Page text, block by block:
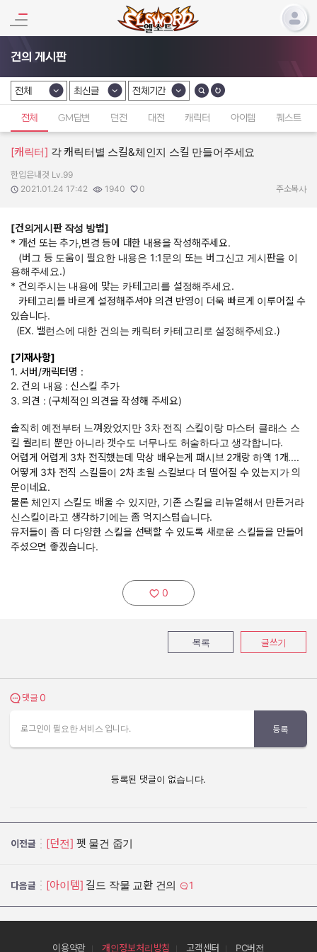
건의 게시판
카테고리 선택
전체
카테고리 선택
최신글
카테고리 선택
전체기간
전체 GM답변 던전 대전 캐릭터 아이템 퀘스트
[캐릭터] 각 캐릭터별 스킬&체인지 스킬 만들어주세요
작성자:
한입은내것 Lv.99
작성일:
2021.01.24 17:42
조회수:
1940
추천수:
0 주소복사
[건의게시판 작성 방법]
* 개선 또는 추가,변경 등에 대한 내용을 작성해주세요.
(버그 등 도움이 필요한 내용은 1:1문의 또는 버그신고 게시판을 이
용해주세요.)
* 건의주시는 내용에 맞는 카테고리를 설정해주세요.
카테고리를 바르게 설정해주셔야 의견 반영이 더욱 빠르게 이루어질 수
있습니다.
(EX. 밸런스에 대한 건의는 캐릭터 카테고리로 설정해주세요.)
[기재사항]
1. 서버/캐릭터명 :
2. 건의 내용 : 신스킬 추가
3. 의견 : (구체적인 의견을 작성해 주세요)
솔직히 예전부터 느껴왔었지만 3차 전직 스킬이랑 마스터 클래스 스
킬 퀄리티 뿐만 아니라 갯수도 너무나도 허술하다고 생각합니다.
어렵게 어렵게 3차 전직했는데 막상 배우는게 패시브 2개랑 하액 1개....
어떻게 3차 전직 스킬들이 2차 초월 스킬보다 더 떨어질 수 있는지가 의
문이네요.
물론 체인지 스킬도 배울 수 있지만, 기존 스킬을 리뉴얼해서 만든거라
신스킬이라고 생각하기에는 좀 억지스럽습니다.
유저들이 좀 더 다양한 스킬을 선택할 수 있도록 새로운 스킬들을 만들어
주셨으면 좋겠습니다.
추천하기:
0
목록 글쓰기
댓글 보기
댓글 0
로그인이 필요한 서비스 입니다. 등록
등록된 댓글이 없습니다.
이전글 [던전] 펫 물건 줍기
다음글 [아이템] 길드 작물 교환 건의 1
이용약관 개인정보처리방침 고객센터 PC버전